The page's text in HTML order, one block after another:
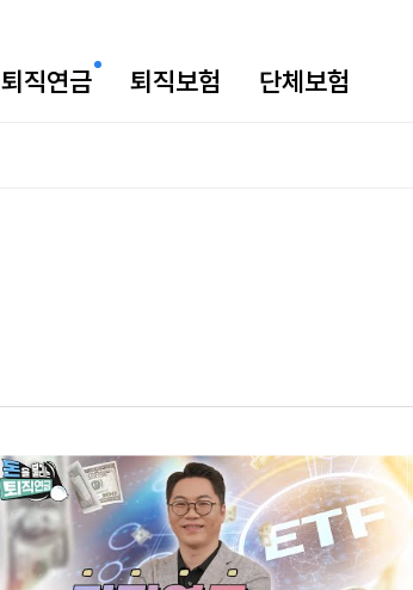
퇴직연금 퇴직보험 단체보험